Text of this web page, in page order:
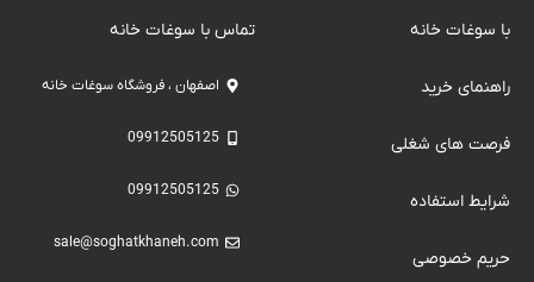
با سوغات خانه
راهنمای خرید
فرصت های شغلی
شرایط استفاده
حریم خصوصی
تماس با سوغات خانه
اصفهان ، فروشگاه سوغات خانه
09912505125
09912505125
sale@soghatkhaneh.com